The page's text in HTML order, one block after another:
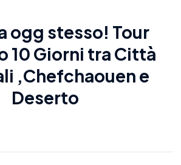
ogg stesso! Tour
10 Giorni tra Città
,Chefchaouen e
Deserto